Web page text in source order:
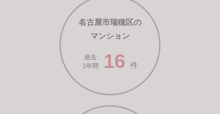
名古屋市瑞穂区の
マンション
過去
1年間
16 件